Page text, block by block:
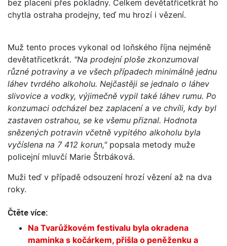
bez placení přes pokladny. Celkem devětatřicetkrát ho
chytla ostraha prodejny, teď mu hrozí i vězení.
Muž tento proces vykonal od loňského října nejméně
devětatřicetkrát. "Na prodejní ploše zkonzumoval
různé potraviny a ve všech případech minimálně jednu
láhev tvrdého alkoholu. Nejčastěji se jednalo o láhev
slivovice a vodky, výjimečně vypil také láhev rumu. Po
konzumaci odcházel bez zaplacení a ve chvíli, kdy byl
zastaven ostrahou, se ke všemu přiznal. Hodnota
snězených potravin včetně vypitého alkoholu byla
vyčíslena na 7 412 korun,"popsala metody muže
policejní mluvčí Marie Štrbáková.
Muži teď v případě odsouzení hrozí vězení až na dva
roky.
Čtěte více:
Na Tvarůžkovém festivalu byla okradena
maminka s kočárkem, přišla o peněženku a